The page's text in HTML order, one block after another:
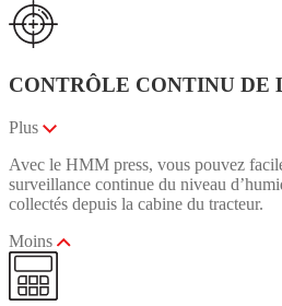
CONTRÔLE CONTINU DE
Plus
Avec le HMM press, vous pouvez
surveillance continue du niveau
collectés depuis la cabine du tracteur.
Moins